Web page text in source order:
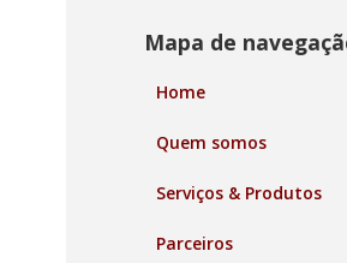
Mapa de
Home
Quem somos
Serviços & Produtos
Parceiros